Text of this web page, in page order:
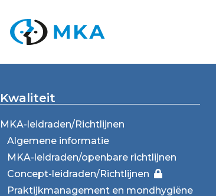
Kwaliteit
MKA-leidraden/Richtlijnen
Algemene informatie
MKA-leidraden/openbare richtlijnen
Concept-leidraden/Richtlijnen
Praktijkmanagement en mondhygiëne